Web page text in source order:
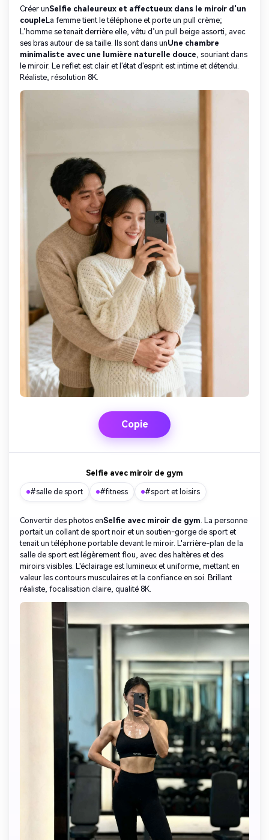
Créer unSelfie chaleureux et affectueux dans le miroir d'un
couple La femme tient le téléphone et porte un pull crème;
L’homme se tenait derrière elle, vêtu d’un pull beige assorti, avec
ses bras autour de sa taille. Ils sont dans unUne chambre
minimaliste avec une lumière naturelle douce, souriant dans
le miroir. Le reflet est clair et l'état d'esprit est intime et détendu.
Réaliste, résolution 8K.
Copie
Selfie avec miroir de gym
#salle de sport #fitness #sport et loisirs
Convertir des photos enSelfie avec miroir de gym . La personne
portait un collant de sport noir et un soutien-gorge de sport et
tenait un téléphone portable devant le miroir. L'arrière-plan de la
salle de sport est légèrement flou, avec des haltères et des
miroirs visibles. L'éclairage est lumineux et uniforme, mettant en
valeur les contours musculaires et la confiance en soi. Brillant
réaliste, focalisation claire, qualité 8K.